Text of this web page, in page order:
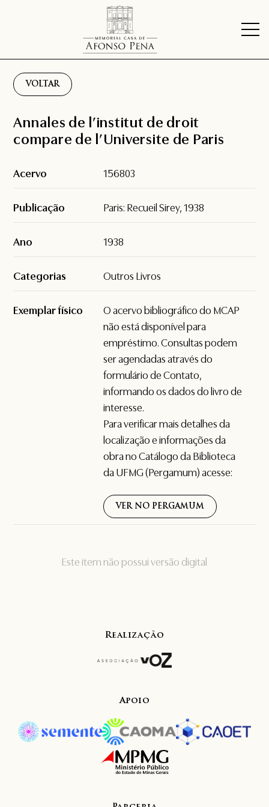
VOLTAR
Este item não possui versão digital
Annales de l’institut de droit
compare de l’Universite de Paris
Acervo 156803
Publicação Paris: Recueil Sirey, 1938
Ano 1938
Categorias Outros Livros
Exemplar físico
O acervo bibliográfico do MCAP
não está disponível para
empréstimo. Consultas podem
ser agendadas através do
formulário deContato,
informando os dados do livro de
interesse.
Para verificar mais detalhes da
localização e informações da
obra no Catálogo da Biblioteca
da UFMG (Pergamum) acesse:
VER NO PERGAMUM
Realização
Apoio